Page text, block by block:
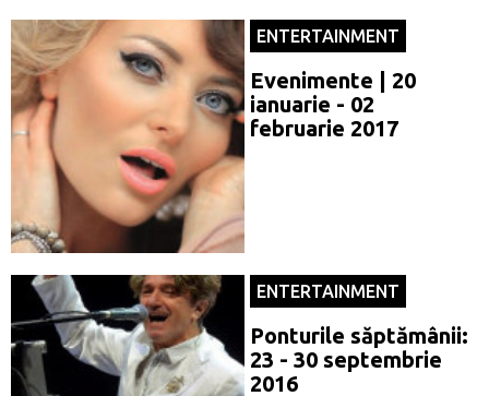
ENTERTAINMENT
Evenimente | 20
ianuarie - 02
februarie 2017
ENTERTAINMENT
Ponturile săptămânii:
23 - 30 septembrie
2016